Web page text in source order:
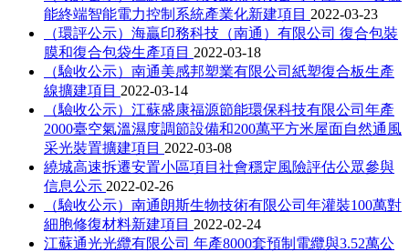
能終端智能電力控制系統產業化新建項目 2022-03-23
（環評公示）海贏印務科技（南通）有限公司 復合包裝
膜和復合包袋生產項目 2022-03-18
（驗收公示）南通美感邦塑業有限公司紙塑復合板生產
線擴建項目 2022-03-14
（驗收公示）江蘇盛康福源節能環保科技有限公司年產
2000臺空氣溫濕度調節設備和200萬平方米屋面自然通風
采光裝置擴建項目 2022-03-08
繞城高速拆遷安置小區項目社會穩定風險評估公眾參與
信息公示 2022-02-26
（驗收公示）南通朗斯生物技術有限公司年灌裝100萬對
細胞修復材料新建項目 2022-02-24
江蘇通光光纜有限公司 年產8000套預制電纜與3.52萬公